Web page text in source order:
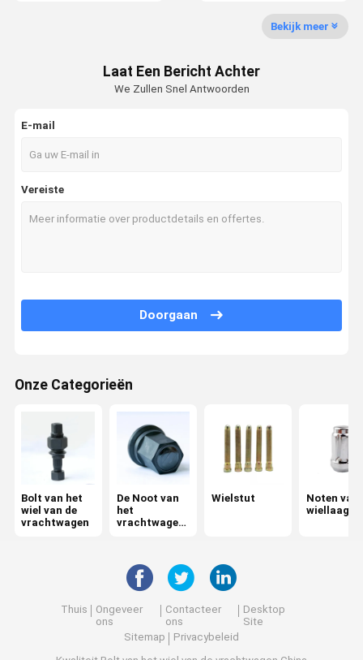
Bolt van het wiel van de vrachtwagen
De Noot van het vrachtwagenwiel
Wielstut
Centrumbout
Weegschaal van het wiel
Middelste lager
met een gewicht van niet meer dan 50 kg
Hardwaretools
Schokdemper
Ruimte tussen de wielen
Bekijk meer
Laat Een Bericht Achter
We Zullen Snel Antwoorden
E-mail
Vereiste
Doorgaan
Onze Categorieën
Bolt van het
wiel van de
vrachtwagen
De Noot van
het
vrachtwagen
Wielstut
Noten van
wiellaag
Thuis
Ongeveer
ons
Contacteer
ons
Desktop
Site
Sitemap
Privacybeleid